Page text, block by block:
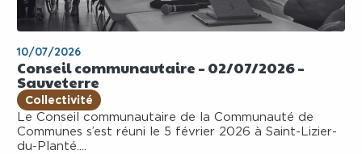
10/07/2026
Conseil communautaire – 02/07/2026 –
Sauveterre
Collectivité
Le Conseil communautaire de la Communauté de
Communes s’est réuni le 5 février 2026 à Saint-Lizier-
du-Planté....